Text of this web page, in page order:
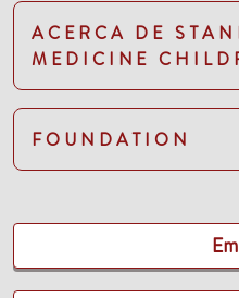
ACERCA DE
MEDICINE
FOUNDATION